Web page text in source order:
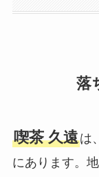
落
喫茶 久遠は
にあります。